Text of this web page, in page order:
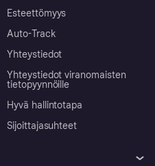
Esteettömyys
Auto-Track
Yhteystiedot
Yhteystiedot viranomaisten
tietopyynnöille
Hyvä hallintotapa
Sijoittajasuhteet